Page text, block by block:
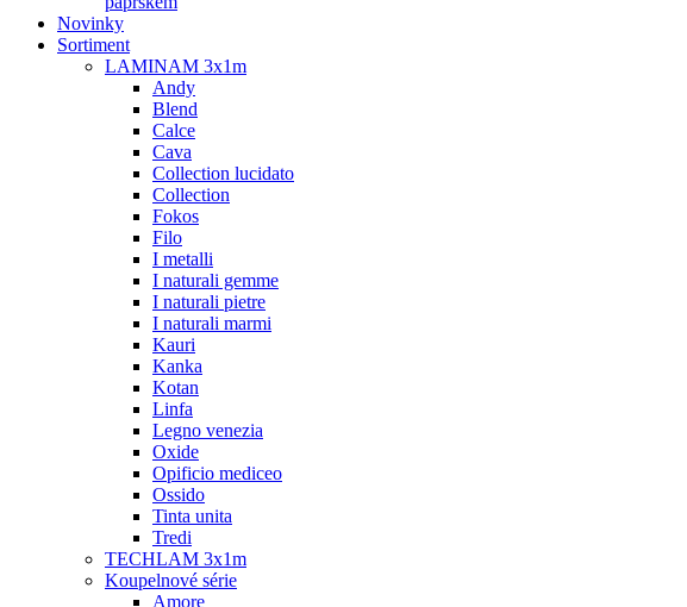
Novinky
Sortiment
LAMINAM 3x1m
Andy
Blend
Calce
Cava
Collection lucidato
Collection
Fokos
Filo
I metalli
I naturali gemme
I naturali pietre
I naturali marmi
Kauri
Kanka
Kotan
Linfa
Legno venezia
Oxide
Opificio mediceo
Ossido
Tinta unita
Tredi
TECHLAM 3x1m
Koupelnové série
Amore